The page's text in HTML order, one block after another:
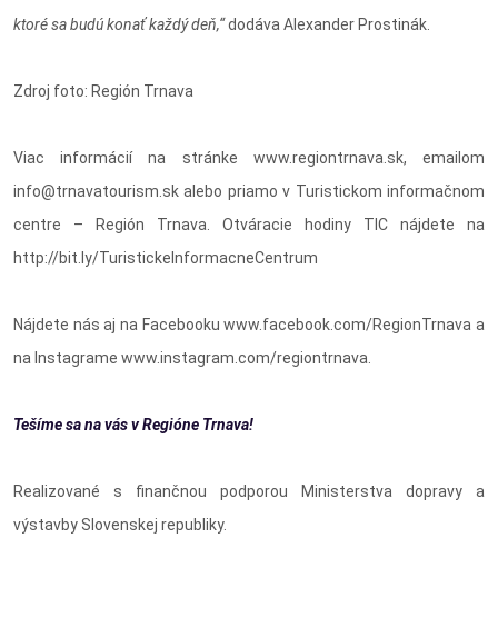
ktoré sa budú konať každý deň,“dodáva Alexander Prostinák.
Zdroj foto: Región Trnava
Viac informácií na stránke www.regiontrnava.sk, emailom
info@trnavatourism.sk alebo priamo v Turistickom informačnom
centre – Región Trnava. Otváracie hodiny TIC nájdete na
http://bit.ly/TuristickeInformacneCentrum
Nájdete nás aj na Facebooku www.facebook.com/RegionTrnava a
na Instagrame www.instagram.com/regiontrnava.
Tešíme sa na vás v Regióne Trnava!
Realizované s finančnou podporou Ministerstva dopravy a
výstavby Slovenskej republiky.